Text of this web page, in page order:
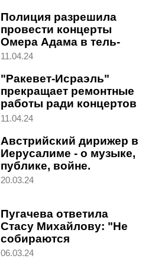
Полиция разрешила
провести концерты
Омера Адама в тель-
авивском парке Яркон
11.04.24
"Ракевет-Исраэль"
прекращает ремонтные
работы ради концертов
Омера Адама
11.04.24
Австрийский дирижер в
Иерусалиме - о музыке,
публике, войне.
Интервью с Юлианом
20.03.24
Пугачева ответила
Стасу Михайлову: "Не
собираются
нормальные люди
06.03.24